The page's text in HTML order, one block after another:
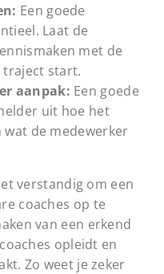
Een goede
Laat de
met de
traject start.
aanpak: Een goede
uit hoe het
de medewerker
verstandig om een
coaches op te
van een erkend
opleidt en
Zo weet je zeker